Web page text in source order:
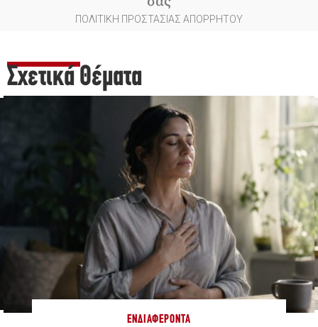
ΠΟΛΙΤΙΚΗ ΠΡΟΣΤΑΣΙΑΣ ΑΠΟΡΡΗΤΟΥ
Σχετικά Θέματα
ΕΝΔΙΑΦΈΡΟΝΤΑ